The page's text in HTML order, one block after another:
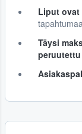
Liput ovat
Täysi
peruutettu